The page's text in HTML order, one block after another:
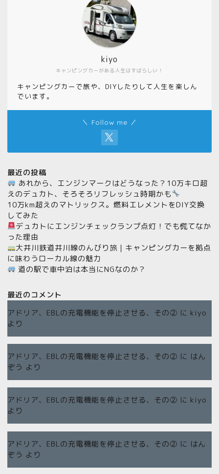
キャンピングカーがある人生はすばらしい！
kiyo
キャンピングカーで旅や、DIYしたりして人生を楽しん
でいます。
＼ Follow me ／
最近の投稿
あれから、エンジンマークはどうなった？10万キロ超
えのデュカト、そろそろリフレッシュ時期かも
10万km超えのマトリックス。燃料エレメントをDIY交換
してみた
デュカトにエンジンチェックランプ点灯！でも慌てなか
った理由
大井川鉄道井川線のんびり旅｜キャンピングカーを拠点
に味わうローカル線の魅力
道の駅で車中泊は本当にNGなのか？
最近のコメント
アドリア、EBLの充電機能を停止させる、その② に kiyo
より
アドリア、EBLの充電機能を停止させる、その② に はん
ぞう より
アドリア、EBLの充電機能を停止させる、その② に kiyo
より
アドリア、EBLの充電機能を停止させる、その② に はん
ぞう より